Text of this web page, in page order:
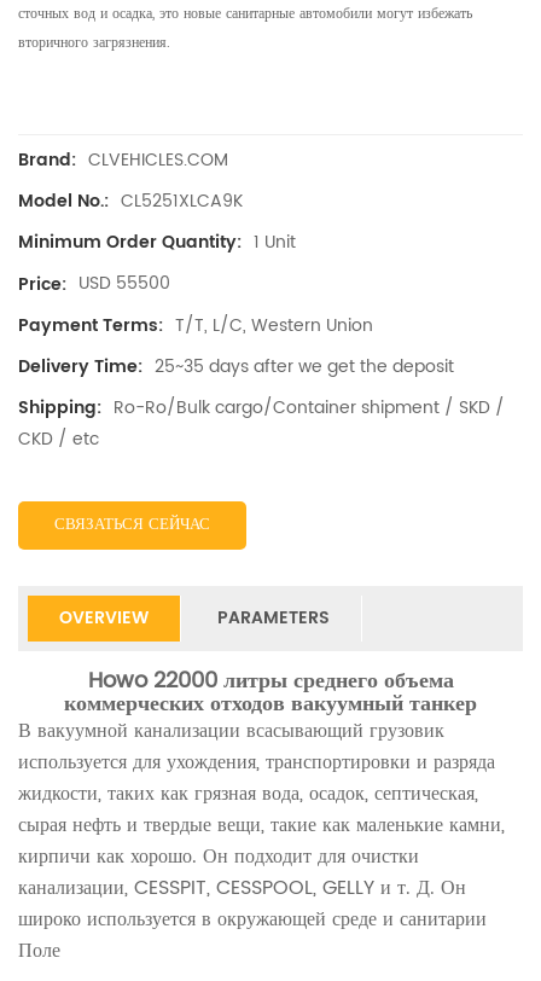
сточных вод и осадка, это новые санитарные автомобили могут избежать
вторичного загрязнения.
Brand: CLVEHICLES.COM
Model No.: CL5251XLCA9K
Minimum Order Quantity: 1 Unit
Price: USD 55500
Payment Terms: T/T, L/C, Western Union
Delivery Time: 25~35 days after we get the deposit
Shipping: Ro-Ro/Bulk cargo/Container shipment / SKD /
CKD / etc
СВЯЗАТЬСЯ СЕЙЧАС
OVERVIEW PARAMETERS
Howo 22000 литры среднего объема
коммерческих отходов вакуумный танкер
В вакуумной канализации всасывающий грузовик
используется для ухождения, транспортировки и разряда
жидкости, таких как грязная вода, осадок, септическая,
сырая нефть и твердые вещи, такие как маленькие камни,
кирпичи как хорошо. Он подходит для очистки
канализации, CESSPIT, CESSPOOL, GELLY и т. Д. Он
широко используется в окружающей среде и санитарии
Поле